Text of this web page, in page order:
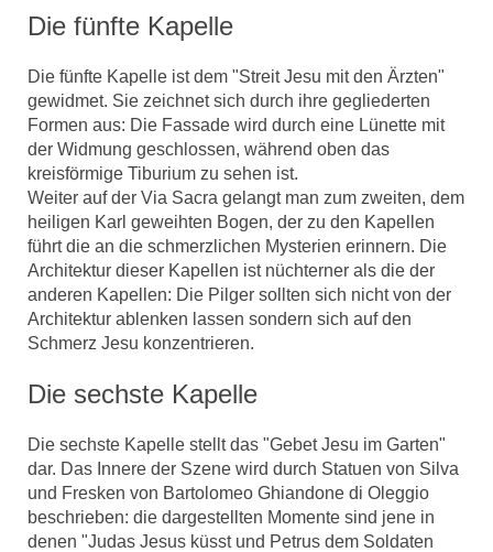
Die fünfte Kapelle
Die fünfte Kapelle ist dem "Streit Jesu mit den Ärzten"
gewidmet. Sie zeichnet sich durch ihre gegliederten
Formen aus: Die Fassade wird durch eine Lünette mit
der Widmung geschlossen, während oben das
kreisförmige Tiburium zu sehen ist.
Weiter auf der Via Sacra gelangt man zum zweiten, dem
heiligen Karl geweihten Bogen, der zu den Kapellen
führt die an die schmerzlichen Mysterien erinnern. Die
Architektur dieser Kapellen ist nüchterner als die der
anderen Kapellen: Die Pilger sollten sich nicht von der
Architektur ablenken lassen sondern sich auf den
Schmerz Jesu konzentrieren.
Die sechste Kapelle
Die sechste Kapelle stellt das "Gebet Jesu im Garten"
dar. Das Innere der Szene wird durch Statuen von Silva
und Fresken von Bartolomeo Ghiandone di Oleggio
beschrieben: die dargestellten Momente sind jene in
denen "Judas Jesus küsst und Petrus dem Soldaten